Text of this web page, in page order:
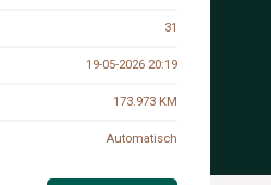
31
19-05-2026 20:19
173.973 KM
Automatisch